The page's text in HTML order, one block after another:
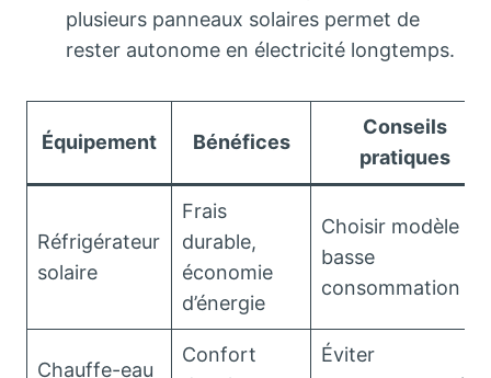
plusieurs panneaux solaires permet de
rester autonome en électricité longtemps.
Équipement Bénéfices
Conseils
pratiques
Réfrigérateur
solaire
Frais
durable,
économie
d’énergie
Choisir modèle
basse
consommation
Chauffe-eau
Confort
Éviter